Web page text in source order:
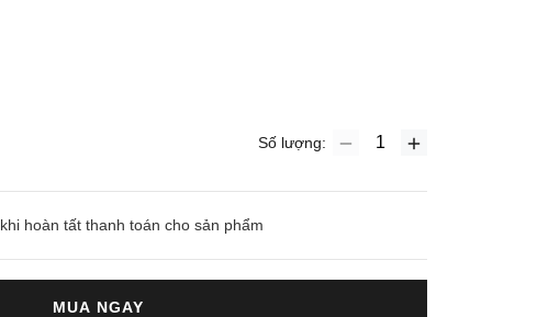
Số lượng:
khi hoàn tất thanh toán cho sản phẩm
MUA NGAY